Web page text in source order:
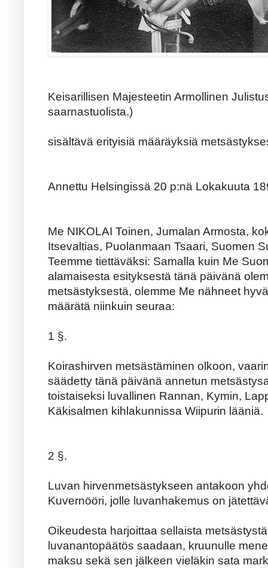
Keisarillisen Majesteetin Armollinen
saarnastuolista.)
sisältävä erityisiä määräyksiä
Annettu Helsingissä 20 p:nä Lokakuuta
Me NIKOLAI Toinen, Jumalan Armosta,
Itsevaltias, Puolanmaan Tsaari, Suomen
Teemme tiettäväksi: Samalla kuin Me
alamaisesta esityksestä tänä päivänä
metsästyksestä, olemme Me nähneet
määrätä niinkuin seuraa:
1 §.
Koirashirven metsästäminen olkoon,
säädetty tänä päivänä annetun
toistaiseksi luvallinen Rannan, Kymin,
Käkisalmen kihlakunnissa Wiipurin lääniä.
2 §.
Luvan hirvenmetsästykseen antakoon
Kuvernööri, jolle luvanhakemus on
Oikeudesta harjoittaa sellaista
luvanantopäätös saadaan, kruunulle
maksu sekä sen jälkeen vieläkin sata